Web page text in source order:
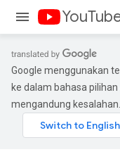
Google menggunakan
ke dalam bahasa
mengandung kesalahan.